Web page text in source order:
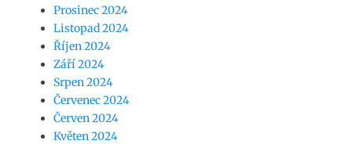
Prosinec 2024
Listopad 2024
Říjen 2024
Září 2024
Srpen 2024
Červenec 2024
Červen 2024
Květen 2024